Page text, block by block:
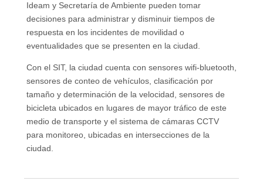
Ideam y Secretaría de Ambiente pueden tomar
decisiones para administrar y disminuir tiempos de
respuesta en los incidentes de movilidad o
eventualidades que se presenten en la ciudad.
Con el SIT, la ciudad cuenta con sensores wifi-bluetooth,
sensores de conteo de vehículos, clasificación por
tamaño y determinación de la velocidad, sensores de
bicicleta ubicados en lugares de mayor tráfico de este
medio de transporte y el sistema de cámaras CCTV
para monitoreo, ubicadas en intersecciones de la
ciudad.